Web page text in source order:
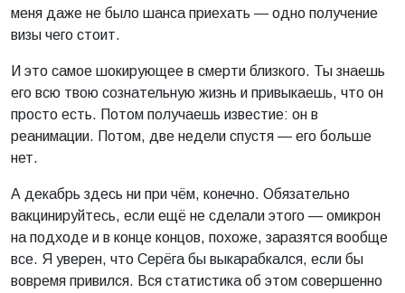
меня даже не было шанса приехать — одно получение
визы чего стоит.
И это самое шокирующее в смерти близкого. Ты знаешь
его всю твою сознательную жизнь и привыкаешь, что он
просто есть. Потом получаешь известие: он в
реанимации. Потом, две недели спустя — его больше
нет.
А декабрь здесь ни при чём, конечно. Обязательно
вакцинируйтесь, если ещё не сделали этого — омикрон
на подходе и в конце концов, похоже, заразятся вообще
все. Я уверен, что Серёга бы выкарабкался, если бы
вовремя привился. Вся статистика об этом совершенно